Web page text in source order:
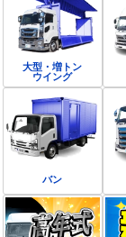
大型・増トン
ウイング
バン